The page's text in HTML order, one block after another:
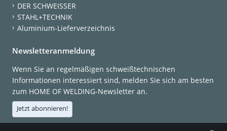
DER SCHWEISSER
STAHL+TECHNIK
Aluminium-Lieferverzeichnis
Newsletteranmeldung
Wenn Sie an regelmäßigen schweißtechnischen
Informationen interessiert sind, melden Sie sich am besten
zum HOME OF WELDING-Newsletter an.
Jetzt abonnieren!